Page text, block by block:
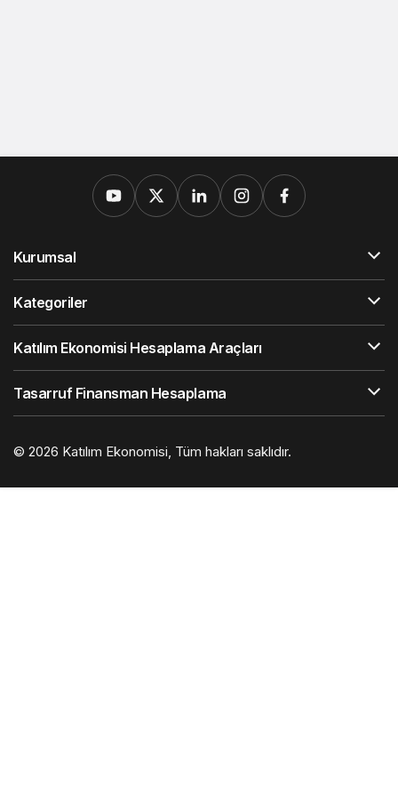
Kurumsal
Kategoriler
Katılım Ekonomisi Hesaplama Araçları
Tasarruf Finansman Hesaplama
© 2026 Katılım Ekonomisi, Tüm hakları saklıdır.